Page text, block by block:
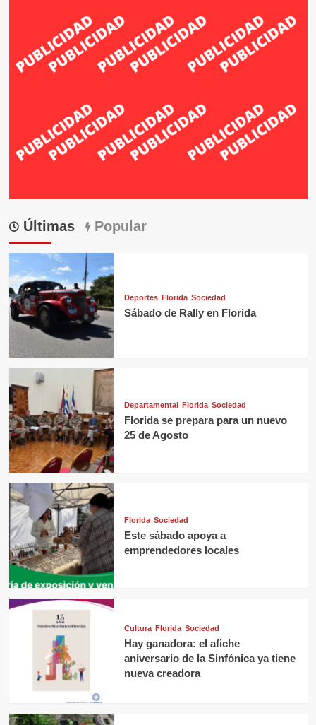
Últimas Popular
Deportes Florida Sociedad
Sábado de Rally en Florida
Departamental Florida Sociedad
Florida se prepara para un nuevo
25 de Agosto
Florida Sociedad
Este sábado apoya a
emprendedores locales
Cultura Florida Sociedad
Hay ganadora: el afiche
aniversario de la Sinfónica ya tiene
nueva creadora